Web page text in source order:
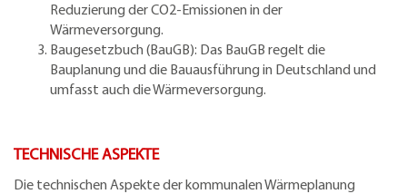
Reduzierung der CO2-Emissionen in der
Wärmeversorgung.
Baugesetzbuch (BauGB): Das BauGB regelt die
Bauplanung und die Bauausführung in Deutschland und
umfasst auch die Wärmeversorgung.
TECHNISCHE ASPEKTE
Die technischen Aspekte der kommunalen Wärmeplanung